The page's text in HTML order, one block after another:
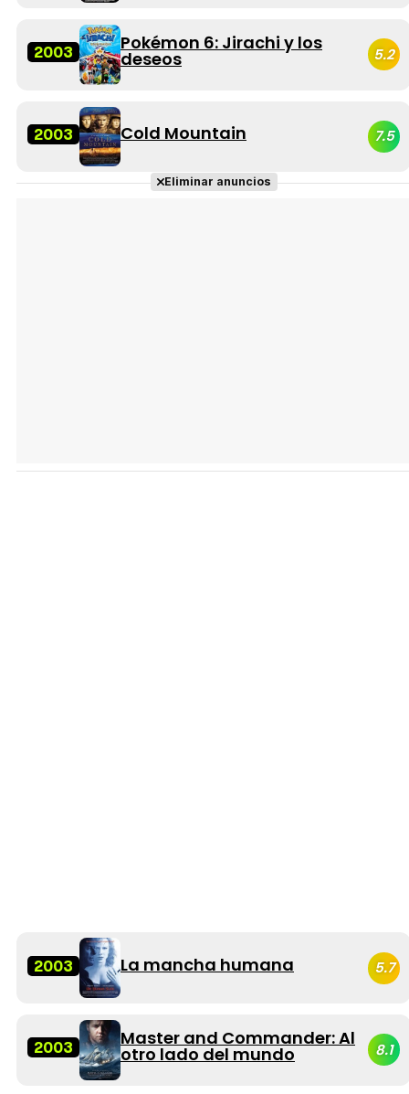
2003 Pokémon 6: Jirachi y los
deseos 5.2
2003 Cold Mountain 7.5
Eliminar anuncios
2003 La mancha humana 5.7
2003 Master and Commander: Al
otro lado del mundo 8.1